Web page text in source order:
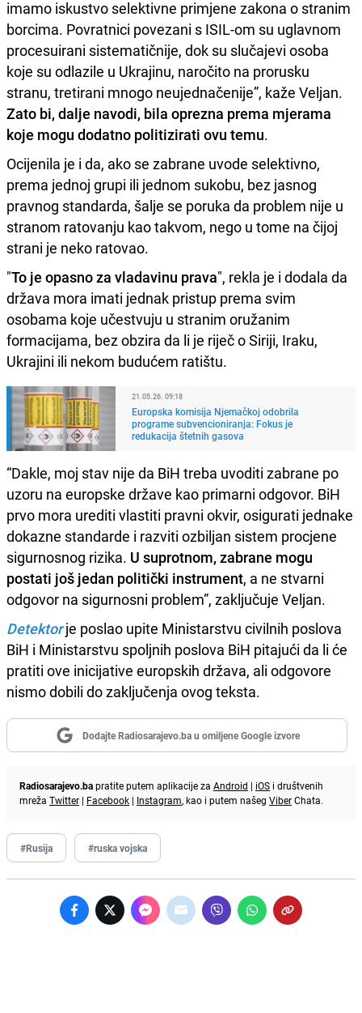
imamo iskustvo selektivne primjene zakona o stranim
borcima. Povratnici povezani s ISIL-om su uglavnom
procesuirani sistematičnije, dok su slučajevi osoba
koje su odlazile u Ukrajinu, naročito na prorusku
stranu, tretirani mnogo neujednačenije”, kaže Veljan.
Zato bi, dalje navodi, bila oprezna prema mjerama
koje mogu dodatno politizirati ovu temu.
Ocijenila je i da, ako se zabrane uvode selektivno,
prema jednoj grupi ili jednom sukobu, bez jasnog
pravnog standarda, šalje se poruka da problem nije u
stranom ratovanju kao takvom, nego u tome na čijoj
strani je neko ratovao.
"To je opasno za vladavinu prava", rekla je i dodala da
država mora imati jednak pristup prema svim
osobama koje učestvuju u stranim oružanim
formacijama, bez obzira da li je riječ o Siriji, Iraku,
Ukrajini ili nekom budućem ratištu.
21.05.26. 09:18
Europska komisija Njemačkoj odobrila
programe subvencioniranja: Fokus je
redukacija štetnih gasova
“Dakle, moj stav nije da BiH treba uvoditi zabrane po
uzoru na europske države kao primarni odgovor. BiH
prvo mora urediti vlastiti pravni okvir, osigurati jednake
dokazne standarde i razviti ozbiljan sistem procjene
sigurnosnog rizika. U suprotnom, zabrane mogu
postati još jedan politički instrument, a ne stvarni
odgovor na sigurnosni problem”, zaključuje Veljan.
Detektor je poslao upite Ministarstvu civilnih poslova
BiH i Ministarstvu spoljnih poslova BiH pitajući da li će
pratiti ove inicijative europskih država, ali odgovore
nismo dobili do zaključenja ovog teksta.
Dodajte Radiosarajevo.ba u omiljene Google izvore
Radiosarajevo.bapratite putem aplikacije za Android | iOS i društvenih
mreža Twitter | Facebook | Instagram, kao i putem našeg ViberChata.
#Rusija #ruska vojska